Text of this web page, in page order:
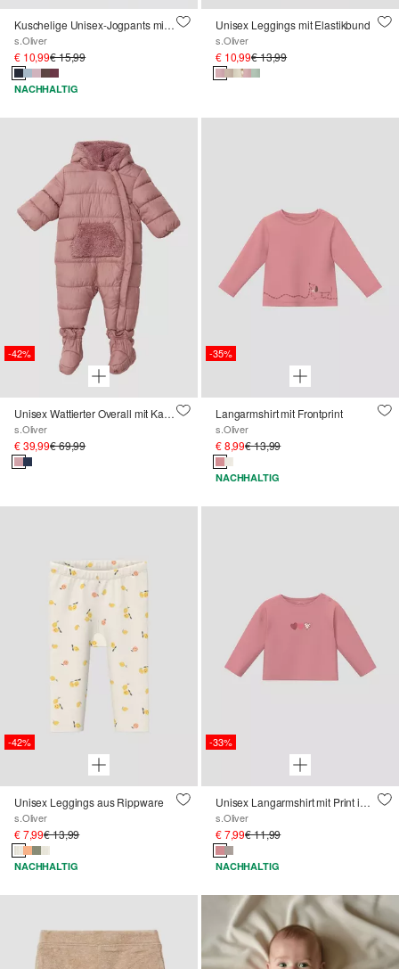
Kuschelige Unisex-Jogpants mit Umschlagbund
s.Oliver
€ 10,99€ 15,99
NACHHALTIG
Unisex Leggings mit Elastikbund
s.Oliver
€ 10,99€ 13,99
-42%
Unisex Wattierter Overall mit Kapuze
s.Oliver
€ 39,99€ 69,99
-35%
Langarmshirt mit Frontprint
s.Oliver
€ 8,99€ 13,99
NACHHALTIG
-42%
Unisex Leggings aus Rippware
s.Oliver
€ 7,99€ 13,99
NACHHALTIG
-33%
Unisex Langarmshirt mit Print im Relaxed Fit
s.Oliver
€ 7,99€ 11,99
NACHHALTIG